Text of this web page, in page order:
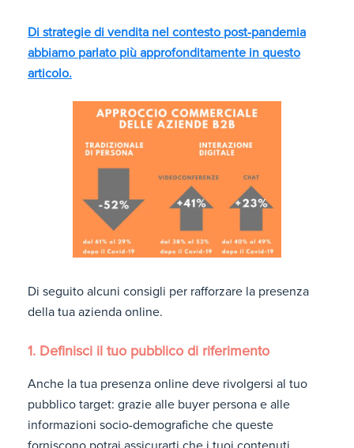
Di strategie di vendita nel contesto post-pandemia
abbiamo parlato più approfonditamente in questo
articolo.
Di seguito alcuni consigli per rafforzare la presenza
della tua azienda online.
1. Definisci il tuo pubblico di riferimento
Anche la tua presenza online deve rivolgersi al tuo
pubblico target: grazie alle buyer persona e alle
informazioni socio-demografiche che queste